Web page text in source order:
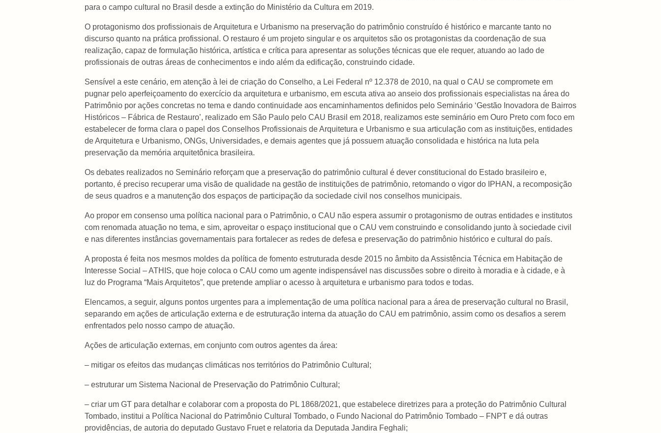
para o campo cultural no Brasil desde a extinção do Ministério da Cultura em 2019.
O protagonismo dos profissionais de Arquitetura e Urbanismo na preservação do patrimônio construído é histórico e marcante tanto no
discurso quanto na prática profissional. O restauro é um projeto singular e os arquitetos são os protagonistas da coordenação de sua
realização, capaz de formulação histórica, artística e crítica para apresentar as soluções técnicas que ele requer, atuando ao lado de
profissionais de outras áreas de conhecimentos e indo além da edificação, construindo cidade.
Sensível a este cenário, em atenção à lei de criação do Conselho, a Lei Federal nº 12.378 de 2010, na qual o CAU se compromete em
pugnar pelo aperfeiçoamento do exercício da arquitetura e urbanismo, em escuta ativa ao anseio dos profissionais especialistas na área do
Patrimônio por ações concretas no tema e dando continuidade aos encaminhamentos definidos pelo Seminário ‘Gestão Inovadora de Bairros
Históricos – Fábrica de Restauro’, realizado em São Paulo pelo CAU Brasil em 2018, realizamos este seminário em Ouro Preto com foco em
estabelecer de forma clara o papel dos Conselhos Profissionais de Arquitetura e Urbanismo e sua articulação com as instituições, entidades
de Arquitetura e Urbanismo, ONGs, Universidades, e demais agentes que já possuem atuação consolidada e histórica na luta pela
preservação da memória arquitetônica brasileira.
Os debates realizados no Seminário reforçam que a preservação do patrimônio cultural é dever constitucional do Estado brasileiro e,
portanto, é preciso recuperar uma visão de qualidade na gestão de instituições de patrimônio, retomando o vigor do IPHAN, a recomposição
de seus quadros e a manutenção dos espaços de participação da sociedade civil nos conselhos municipais.
Ao propor em consenso uma política nacional para o Patrimônio, o CAU não espera assumir o protagonismo de outras entidades e institutos
com renomada atuação no tema, e sim, aproveitar o espaço institucional que o CAU vem construindo e consolidando junto à sociedade civil
e nas diferentes instâncias governamentais para fortalecer as redes de defesa e preservação do patrimônio histórico e cultural do país.
A proposta é feita nos mesmos moldes da política de fomento estruturada desde 2015 no âmbito da Assistência Técnica em Habitação de
Interesse Social – ATHIS, que hoje coloca o CAU como um agente indispensável nas discussões sobre o direito à moradia e à cidade, e à
luz do Programa “Mais Arquitetos”, que pretende ampliar o acesso à arquitetura e urbanismo para todos e todas.
Elencamos, a seguir, alguns pontos urgentes para a implementação de uma política nacional para a área de preservação cultural no Brasil,
separando em ações de articulação externa e de estruturação interna da atuação do CAU em patrimônio, assim como os desafios a serem
enfrentados pelo nosso campo de atuação.
Ações de articulação externas, em conjunto com outros agentes da área:
– mitigar os efeitos das mudanças climáticas nos territórios do Patrimônio Cultural;
– estruturar um Sistema Nacional de Preservação do Patrimônio Cultural;
– criar um GT para detalhar e colaborar com a proposta do PL 1868/2021, que estabelece diretrizes para a proteção do Patrimônio Cultural
Tombado, institui a Política Nacional do Patrimônio Cultural Tombado, o Fundo Nacional do Patrimônio Tombado – FNPT e dá outras
providências, de autoria do deputado Gustavo Fruet e relatoria da Deputada Jandira Feghali;